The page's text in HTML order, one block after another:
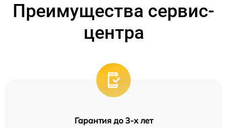
Преимущества сервис-
центра
Гарантия до 3-х лет